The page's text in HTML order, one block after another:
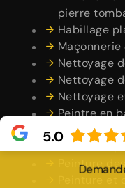
pierre
Habillage
Maçonnerie
Nettoyage
Nettoyage
Nettoyage
Peintre en
extérieur 42
Peintre et
Peinture
Peinture et
5.0